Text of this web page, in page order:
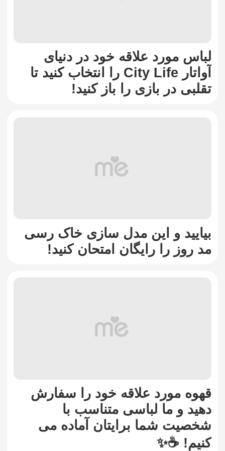
لباس مورد علاقه خود در دنیای
آواتار City Life را انتخاب کنید تا
تقلبی در بازی را باز کنید!
بیایید و این مدل سازی خاک رسی
مد روز را رایگان امتحان کنید!
قهوه مورد علاقه خود را سفارش
دهید و ما لباسی متناسب با
شخصیت شما برایتان آماده می
کنیم! ☕✨